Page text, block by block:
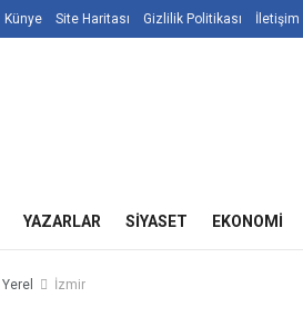
Künye Site Haritası Gizlilik Politikası İletişim
YAZARLAR SIYASET EKONOMI
Yerel İzmir